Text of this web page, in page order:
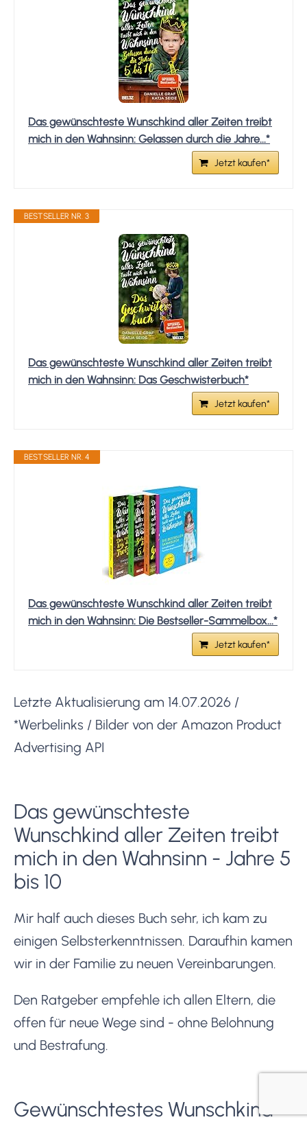
Das gewünschteste Wunschkind aller Zeiten treibt
mich in den Wahnsinn: Gelassen durch die Jahre...*
Jetzt kaufen*
BESTSELLER NR. 3
Das gewünschteste Wunschkind aller Zeiten treibt
mich in den Wahnsinn: Das Geschwisterbuch*
Jetzt kaufen*
BESTSELLER NR. 4
Das gewünschteste Wunschkind aller Zeiten treibt
mich in den Wahnsinn: Die Bestseller-Sammelbox...*
Jetzt kaufen*
Letzte Aktualisierung am 14.07.2026 /
*Werbelinks / Bilder von der Amazon Product
Advertising API
Das gewünschteste
Wunschkind aller Zeiten treibt
mich in den Wahnsinn - Jahre 5
bis 10
Mir half auch dieses Buch sehr, ich kam zu
einigen Selbsterkenntnissen. Daraufhin kamen
wir in der Familie zu neuen Vereinbarungen.
Den Ratgeber empfehle ich allen Eltern, die
offen für neue Wege sind - ohne Belohnung
und Bestrafung.
Gewünschtestes Wunschkind